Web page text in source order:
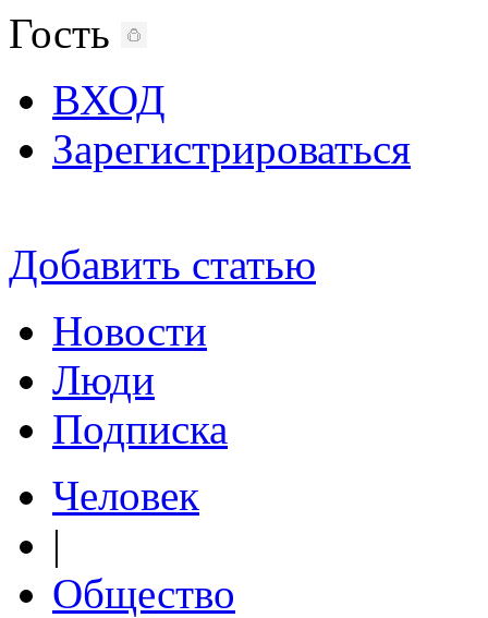
Гость
ВХОД
Зарегистрироваться
Добавить статью
Новости
Люди
Подписка
Человек
|
Общество